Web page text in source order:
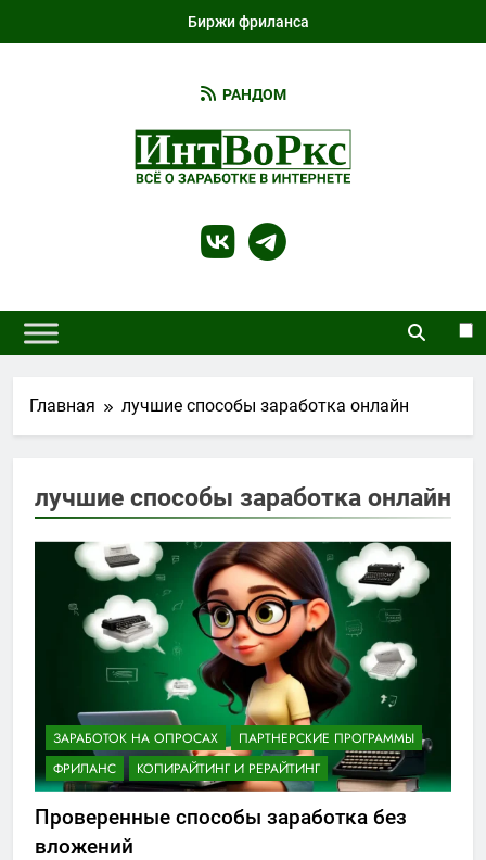
Биржи фриланса
IntWorks
Не Только…
РАНДОМ
Главная лучшие способы заработка онлайн
лучшие способы заработка онлайн
ЗАРАБОТОК НА ОПРОСАХ
ПАРТНЕРСКИЕ ПРОГРАММЫ
ФРИЛАНС
КОПИРАЙТИНГ И РЕРАЙТИНГ
Проверенные способы заработка без
вложений